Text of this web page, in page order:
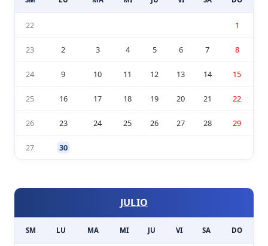
22 1
23 2 3 4 5 6 7 8
24 9 10 11 12 13 14 15
25 16 17 18 19 20 21 22
26 23 24 25 26 27 28 29
27 30
JULIO
SM LU MA MI JU VI SA DO